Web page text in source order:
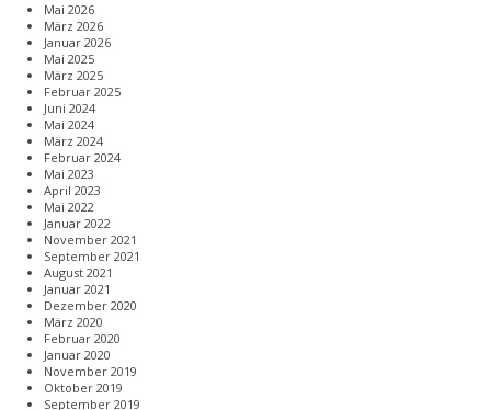
Mai 2026
März 2026
Januar 2026
Mai 2025
März 2025
Februar 2025
Juni 2024
Mai 2024
März 2024
Februar 2024
Mai 2023
April 2023
Mai 2022
Januar 2022
November 2021
September 2021
August 2021
Januar 2021
Dezember 2020
März 2020
Februar 2020
Januar 2020
November 2019
Oktober 2019
September 2019